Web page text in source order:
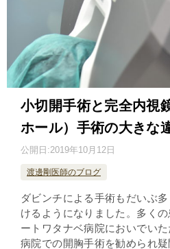
小切開手術と完全内視
ホール）手術の大きな
公開日:2019年10月12日
渡邊剛医師のブログ
ダビンチによる手術もだいぶ
けるようになりました。多く
ートワタナベ病院においでい
病院での開胸手術を勧められ